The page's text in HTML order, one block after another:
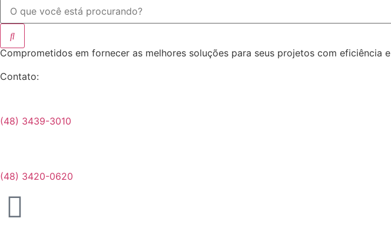
Comprometidos em fornecer as melhores soluções para seus projetos com eficiência
Contato:
(48) 3439-3010
(48) 3420-0620